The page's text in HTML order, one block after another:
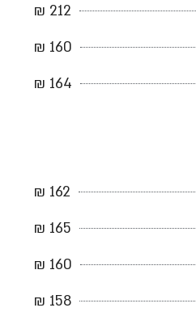
212 ₪
160 ₪
164 ₪
162 ₪
165 ₪
160 ₪
158 ₪